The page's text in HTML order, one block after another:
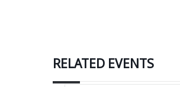
RELATED EVENTS